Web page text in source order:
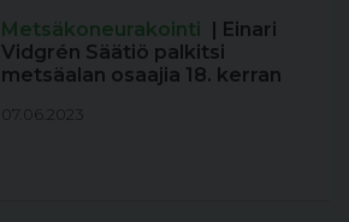
Metsäkoneurakointi
| Einari
Vidgrén Säätiö palkitsi
metsäalan osaajia 18. kerran
07.06.2023